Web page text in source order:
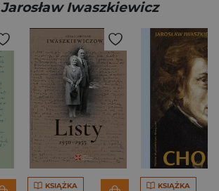
Jarosław Iwaszkiewicz
KSIĄŻKA KSIĄŻKA